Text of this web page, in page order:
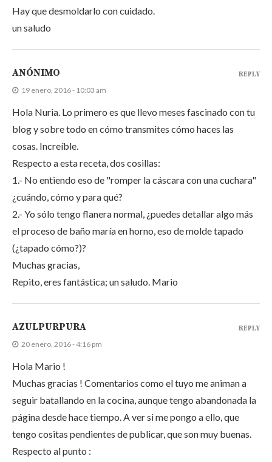
Hay que desmoldarlo con cuidado.
un saludo
ANÓNIMO
19 enero, 2016 - 10:03 am
Hola Nuria. Lo primero es que llevo meses fascinado con tu
blog y sobre todo en cómo transmites cómo haces las
cosas. Increíble.
Respecto a esta receta, dos cosillas:
1.- No entiendo eso de "romper la cáscara con una cuchara"
¿cuándo, cómo y para qué?
2.- Yo sólo tengo flanera normal, ¿puedes detallar algo más
el proceso de baño maría en horno, eso de molde tapado
(¿tapado cómo?)?
Muchas gracias,
Repito, eres fantástica; un saludo. Mario
REPLY
AZULPURPURA
20 enero, 2016 - 4:16 pm
Hola Mario !
Muchas gracias ! Comentarios como el tuyo me animan a
seguir batallando en la cocina, aunque tengo abandonada la
página desde hace tiempo. A ver si me pongo a ello, que
tengo cositas pendientes de publicar, que son muy buenas.
Respecto al punto :
REPLY